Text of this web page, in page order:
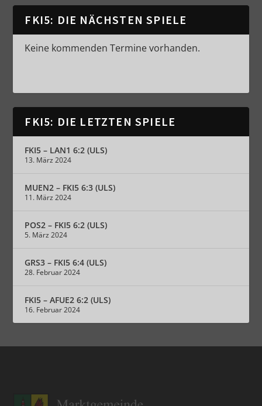
FKI5: DIE NÄCHSTEN SPIELE
Keine kommenden Termine vorhanden.
FKI5: DIE LETZTEN SPIELE
FKI5 – LAN1 6:2 (ULS)
13. März 2024
MUEN2 – FKI5 6:3 (ULS)
11. März 2024
POS2 – FKI5 6:2 (ULS)
5. März 2024
GRS3 – FKI5 6:4 (ULS)
28. Februar 2024
FKI5 – AFUE2 6:2 (ULS)
16. Februar 2024